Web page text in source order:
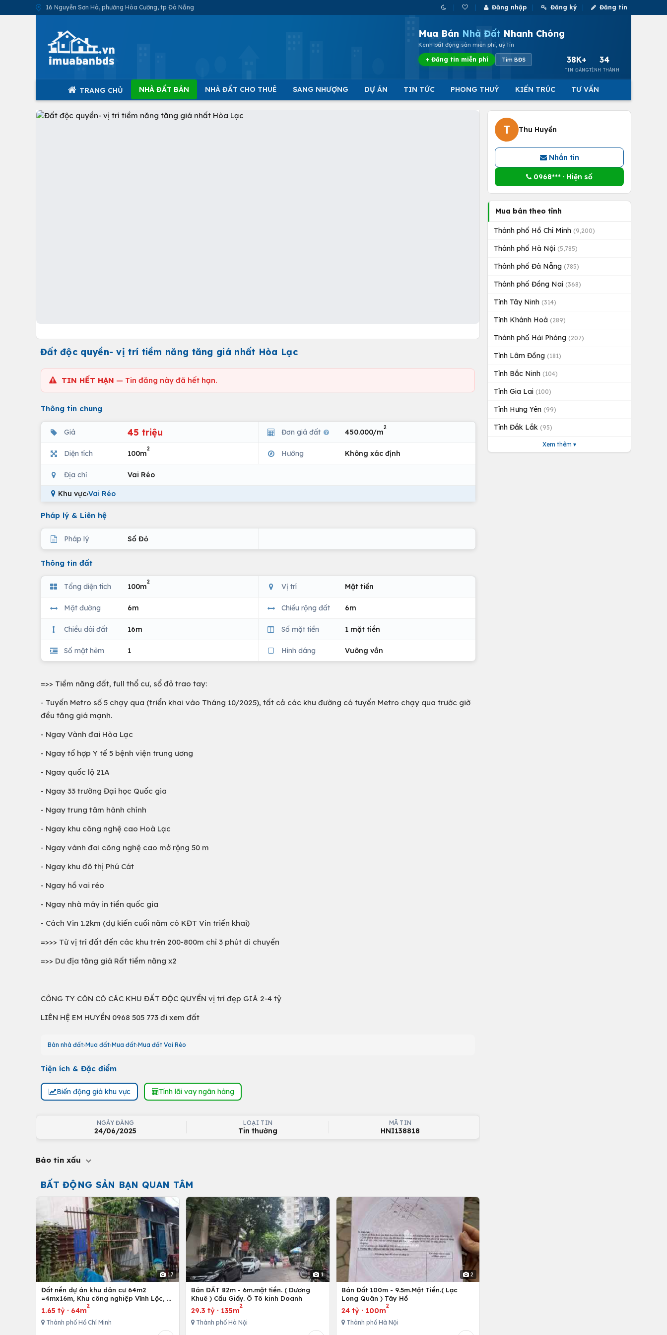
16 Nguyễn Sơn Hà, phường Hòa Cường, tp Đà Nẵng Đăng nhập Đăng ký Đăng tin
Mua Bán Nhà Đất Nhanh Chóng
Kênh bất động sản miễn phí, uy tín
+ Đăng tin miễn phí Tìm BĐS 38K+
TIN ĐĂNG
34
TỈNH THÀNH
TRANG CHỦ NHÀ ĐẤT BÁN NHÀ ĐẤT CHO THUÊ SANG NHƯỢNG DỰ ÁN TIN TỨC PHONG THUỶ KIẾN TRÚC TƯ VẤN
Đất độc quyền- vị trí tiềm năng tăng giá nhất Hòa Lạc
TIN HẾT HẠN — Tin đăng này đã hết hạn.
Thông tin chung
Giá 45 triệu Đơn giá đất 450.000/m
2
Diện tích 100m
2
Hướng Không xác định
Địa chỉ Vai Réo
Khu vực›Vai Réo
Pháp lý & Liên hệ
Pháp lý Sổ Đỏ
Thông tin đất
Tổng diện tích 100m
2
Vị trí Mặt tiền
Mặt đường 6m Chiều rộng đất 6m
Chiều dài đất 16m Số mặt tiền 1 mặt tiền
Số mặt hẻm 1 Hình dáng Vuông vắn
=>> Tiềm năng đất, full thổ cư, sổ đỏ trao tay:
- Tuyến Metro số 5 chạy qua (triển khai vào Tháng 10/2025), tất cả các khu đường có tuyến Metro chạy qua trước giờ
đều tăng giá mạnh.
- Ngay Vành đai Hòa Lạc
- Ngay tổ hợp Y tế 5 bệnh viện trung ương
- Ngay quốc lộ 21A
- Ngay 33 trường Đại học Quốc gia
- Ngay trung tâm hành chính
- Ngay khu công nghệ cao Hoà Lạc
- Ngay vành đai công nghệ cao mở rộng 50 m
- Ngay khu đô thị Phú Cát
- Ngay hồ vai réo
- Ngay nhà máy in tiền quốc gia
- Cách Vin 1.2km (dự kiến cuối năm có KĐT Vin triển khai)
=>>> Từ vị trí đất đến các khu trên 200-800m chỉ 3 phút di chuyển
=>> Dư địa tăng giá Rất tiềm năng x2
CÔNG TY CÒN CÓ CÁC KHU ĐẤT ĐỘC QUYỀN vị trí đẹp GIÁ 2-4 tỷ
LIÊN HỆ EM HUYỀN 0968 505 773 đi xem đất
Bán nhà đất Mua đất Mua đất Mua đất Vai Réo
Tiện ích & Đặc điểm
Biến động giá khu vực Tính lãi vay ngân hàng
NGÀY ĐĂNG
24/06/2025
LOẠI TIN
Tin thường
MÃ TIN
HNI138818
Báo tin xấu
BẤT ĐỘNG SẢN BẠN QUAN TÂM
17
Đất nền dự án khu dân cư 64m2
=4mx16m, Khu công nghiệp Vĩnh Lộc, H.
Bình Chánh, Tp. Hồ Chí Minh
1.65 tỷ · 64m
2
Thành phố Hồ Chí Minh
1
Bán ĐẤT 82m - 6m.mặt tiền. ( Dương
Khuê ) Cầu Giấy. Ô Tô kinh Doanh
29.3 tỷ · 135m
2
Thành phố Hà Nội
2
Bán Đất 100m - 9.5m.Mặt Tiền.( Lạc
Long Quân ) Tây Hồ
24 tỷ· 100m
2
Thành phố Hà Nội
T Thu Huyền
Nhắn tin
0968*** · Hiện số
Mua bán theo tỉnh
Thành phố Hồ Chí Minh (9,200)
Thành phố Hà Nội (5,785)
Thành phố Đà Nẵng (785)
Thành phố Đồng Nai (368)
Tỉnh Tây Ninh (314)
Tỉnh Khánh Hoà (289)
Thành phố Hải Phòng (207)
Tỉnh Lâm Đồng (181)
Tỉnh Bắc Ninh (104)
Tỉnh Gia Lai (100)
Tỉnh Hưng Yên (99)
Tỉnh Đắk Lắk (95)
Xem thêm ▾